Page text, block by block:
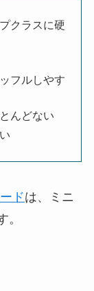
クラスに硬
フルしやす
んどない
ドは、ミニ
。